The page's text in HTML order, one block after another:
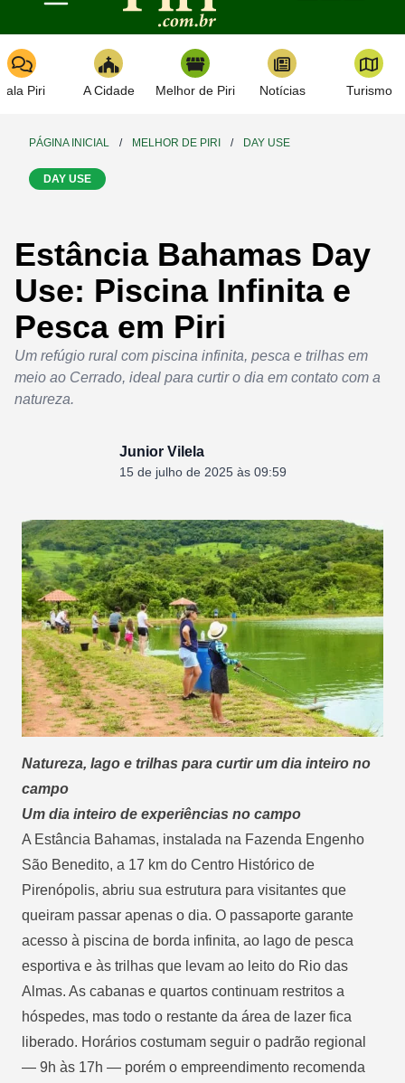
Toggle navigation
Piri A Cidade Melhor de Piri Notícias Turismo
PÁGINA INICIAL / MELHOR DE PIRI / DAY USE
DAY USE
Estância Bahamas Day
Use: Piscina Infinita e
Pesca em Piri
Um refúgio rural com piscina infinita, pesca e trilhas em
meio ao Cerrado, ideal para curtir o dia em contato com a
natureza.
Junior Vilela
15 de julho de 2025 às 09:59
Natureza, lago e trilhas para curtir um dia inteiro no
campo
Um dia inteiro de experiências no campo
A Estância Bahamas, instalada na Fazenda Engenho
São Benedito, a 17 km do Centro Histórico de
Pirenópolis, abriu sua estrutura para visitantes que
queiram passar apenas o dia. O passaporte garante
acesso à piscina de borda infinita, ao lago de pesca
esportiva e às trilhas que levam ao leito do Rio das
Almas. As cabanas e quartos continuam restritos a
hóspedes, mas todo o restante da área de lazer fica
liberado. Horários costumam seguir o padrão regional
— 9h às 17h — porém o empreendimento recomenda